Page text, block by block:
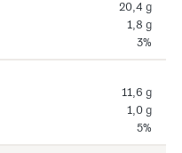
20,4 g
1,8 g
3%
11,6 g
1,0 g
5%